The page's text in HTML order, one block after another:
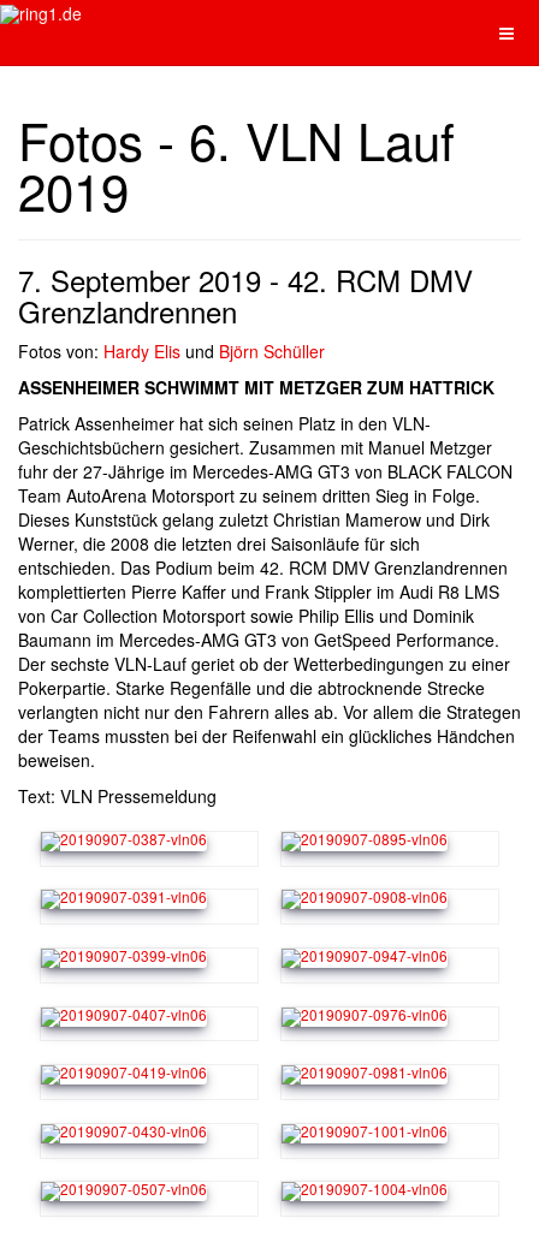
Fotos - 6. VLN Lauf
2019
7. September 2019 - 42. RCM DMV
Grenzlandrennen
Fotos von: Hardy Elis und Björn Schüller
ASSENHEIMER SCHWIMMT MIT METZGER ZUM HATTRICK
Patrick Assenheimer hat sich seinen Platz in den VLN-
Geschichtsbüchern gesichert. Zusammen mit Manuel Metzger
fuhr der 27-Jährige im Mercedes-AMG GT3 von BLACK FALCON
Team AutoArena Motorsport zu seinem dritten Sieg in Folge.
Dieses Kunststück gelang zuletzt Christian Mamerow und Dirk
Werner, die 2008 die letzten drei Saisonläufe für sich
entschieden. Das Podium beim 42. RCM DMV Grenzlandrennen
komplettierten Pierre Kaffer und Frank Stippler im Audi R8 LMS
von Car Collection Motorsport sowie Philip Ellis und Dominik
Baumann im Mercedes-AMG GT3 von GetSpeed Performance.
Der sechste VLN-Lauf geriet ob der Wetterbedingungen zu einer
Pokerpartie. Starke Regenfälle und die abtrocknende Strecke
verlangten nicht nur den Fahrern alles ab. Vor allem die Strategen
der Teams mussten bei der Reifenwahl ein glückliches Händchen
beweisen.
Text: VLN Pressemeldung